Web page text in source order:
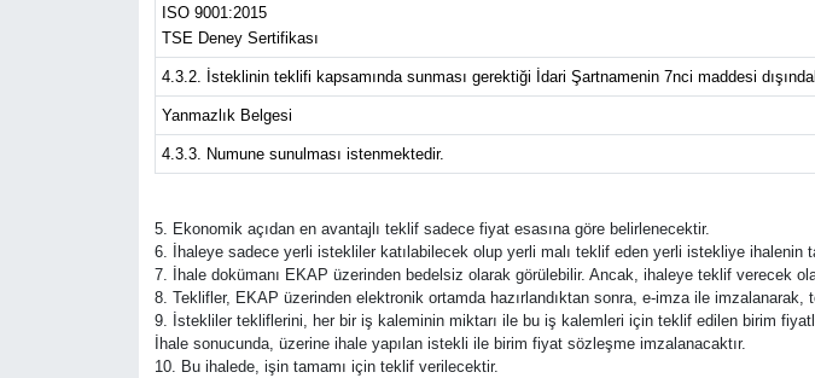
ISO 9001:2015
TSE Deney Sertifikası
4.3.2. İsteklinin teklifi kapsamında sunması gerektiği İdari Şartnamenin 7nci maddesi
Yanmazlık Belgesi
4.3.3. Numune sunulması istenmektedir.
5. Ekonomik açıdan en avantajlı teklif sadece fiyat esasına göre belirlenecektir.
6. İhaleye sadece yerli istekliler katılabilecek olup yerli malı teklif eden yerli istekliye ihalenin
7. İhale dokümanı EKAP üzerinden bedelsiz olarak görülebilir. Ancak, ihaleye teklif verecek
8. Teklifler, EKAP üzerinden elektronik ortamda hazırlandıktan sonra, e-imza ile
9. İstekliler tekliflerini, her bir iş kaleminin miktarı ile bu iş kalemleri için teklif edilen birim
İhale sonucunda, üzerine ihale yapılan istekli ile birim fiyat sözleşme imzalanacaktır.
10. Bu ihalede, işin tamamı için teklif verilecektir.